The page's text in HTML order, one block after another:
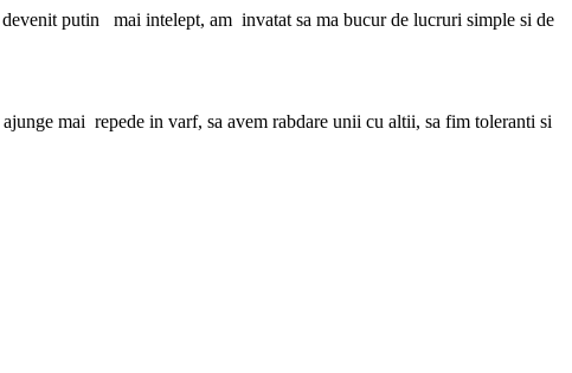
putin mai intelept, am invatat sa ma bucur de lucruri simple si de
mai repede in varf, sa avem rabdare unii cu altii, sa fim toleranti si